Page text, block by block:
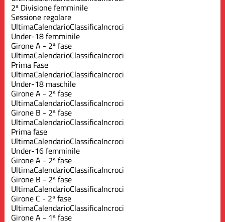
2ª Divisione femminile
Sessione regolare
UltimaCalendarioClassificaIncroci
Under-18 femminile
Girone A - 2ª fase
UltimaCalendarioClassificaIncroci
Prima Fase
UltimaCalendarioClassificaIncroci
Under-18 maschile
Girone A - 2ª fase
UltimaCalendarioClassificaIncroci
Girone B - 2ª fase
UltimaCalendarioClassificaIncroci
Prima fase
UltimaCalendarioClassificaIncroci
Under-16 femminile
Girone A - 2ª fase
UltimaCalendarioClassificaIncroci
Girone B - 2ª fase
UltimaCalendarioClassificaIncroci
Girone C - 2ª fase
UltimaCalendarioClassificaIncroci
Girone A - 1ª fase